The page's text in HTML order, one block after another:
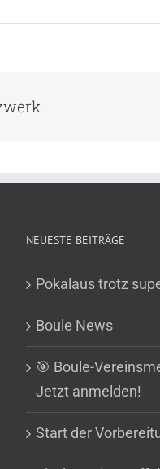
NEUESTE BEITRÄGE
Pokalaus trotz
Boule News
🎯 Boule-
Jetzt anmelden!
Start der